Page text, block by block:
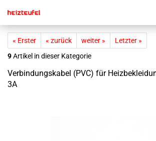
« Erster « zurück weiter »
Letzter »
9Artikel in dieser Kategorie
Ver­bin­dungs­ka­bel (PVC) für
3A